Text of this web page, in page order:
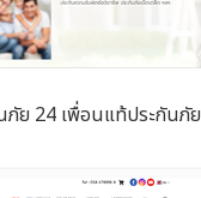
ภัย 24 เพื่อนแท้ประกันภัย